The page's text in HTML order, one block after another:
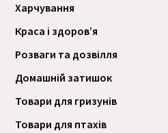
Харчування
Краса і здоров’я
Розваги та дозвілля
Домашній затишок
Товари для гризунів
Товари для птахів